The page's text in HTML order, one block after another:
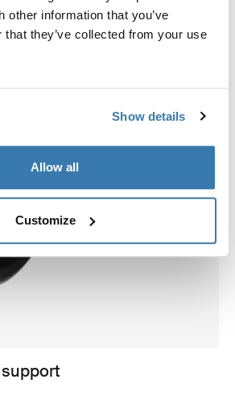
other information that you’ve
that they’ve collected from your use
Show details
Allow all
Customize